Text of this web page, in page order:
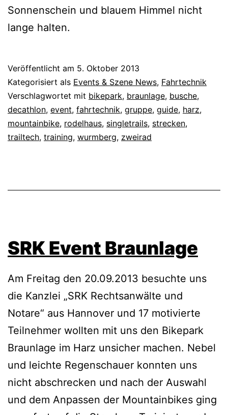
Sonnenschein und blauem Himmel nicht
lange halten.
Veröffentlicht am 5. Oktober 2013
Kategorisiert als Events & Szene News, Fahrtechnik
Verschlagwortet mit bikepark, braunlage, busche,
decathlon, event, fahrtechnik, gruppe, guide, harz,
mountainbike, rodelhaus, singletrails, strecken,
trailtech, training, wurmberg, zweirad
SRK Event Braunlage
Am Freitag den 20.09.2013 besuchte uns
die Kanzlei „SRK Rechtsanwälte und
Notare“ aus Hannover und 17 motivierte
Teilnehmer wollten mit uns den Bikepark
Braunlage im Harz unsicher machen. Nebel
und leichte Regenschauer konnten uns
nicht abschrecken und nach der Auswahl
und dem Anpassen der Mountainbikes ging